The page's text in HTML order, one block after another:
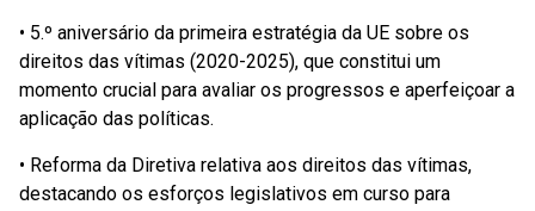
• 5.º aniversário da primeira estratégia da UE sobre os
direitos das vítimas (2020-2025), que constitui um
momento crucial para avaliar os progressos e aperfeiçoar a
aplicação das políticas.
• Reforma da Diretiva relativa aos direitos das vítimas,
destacando os esforços legislativos em curso para